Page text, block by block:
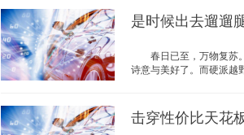
是时候出去遛遛
春日已至，万物复苏。
诗意与美好了。而硬派越
击穿性价比天花